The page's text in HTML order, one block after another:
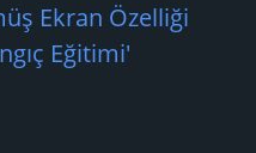
Ekran Özelliği
Eğitimi'